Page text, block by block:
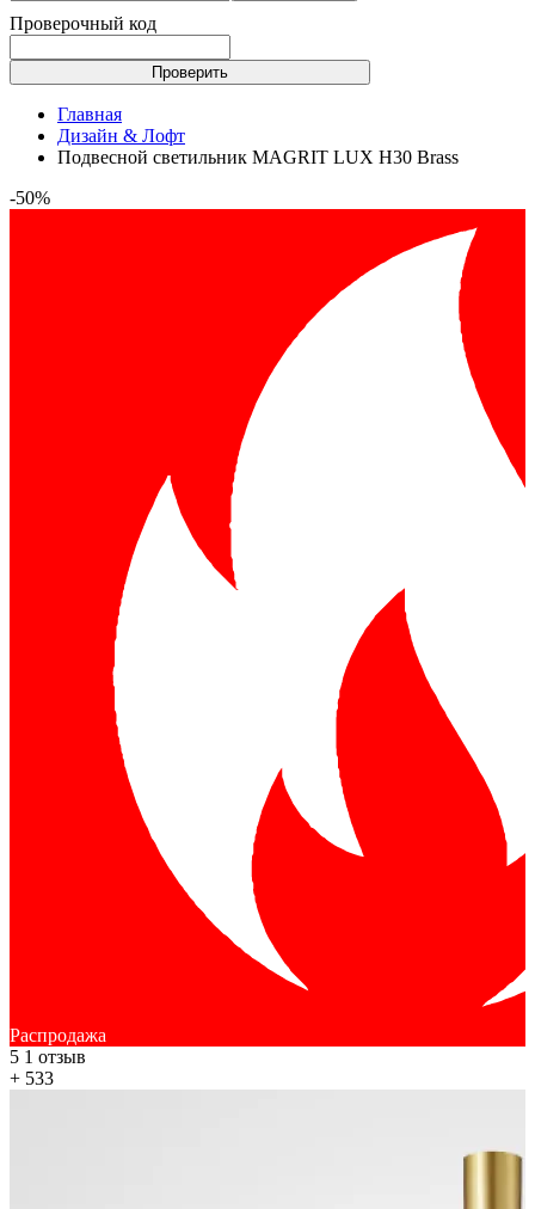
Проверочный код
Проверить
Главная
Дизайн & Лофт
Подвесной светильник MAGRIT LUX H30 Brass
-50%
Распродажа
5 1 отзыв
+ 533